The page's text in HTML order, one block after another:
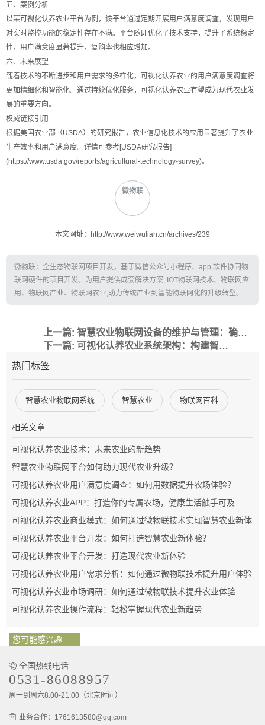
五、案例分析
以某可视化认养农业平台为例，该平台通过定期开展用户满意度调查，发现用户
对实时监控功能的稳定性存在不满。平台随即优化了技术支持，提升了系统稳定
性，用户满意度显著提升，复购率也相应增加。
六、未来展望
随着技术的不断进步和用户需求的多样化，可视化认养农业的用户满意度调查将
更加精细化和智能化。通过持续优化服务，可视化认养农业有望成为现代农业发
展的重要方向。
权威链接引用
根据美国农业部（USDA）的研究报告，农业信息化技术的应用显著提升了农业
生产效率和用户满意度。详情可参考[USDA研究报告]
(https://www.usda.gov/reports/agricultural-technology-survey)。
微物联
本文网址：http://www.weiwulian.cn/archives/239
微物联：全生态物联网项目开发，基于微信公众号小程序、app,软件协同物
联网硬件的项目开发。为用户提供成套解决方案, IOT物联网技术、物联网应
用、物联网产业、物联网农业,助力传统产业到智能物联网化的升级转型。
上一篇: 智慧农业物联网设备的维护与管理：确保高效运行的策略与实践
下一篇: 可视化认养农业系统架构：构建智慧农业新生态
热门标签
智慧农业物联网系统 智慧农业 物联网百科
相关文章
可视化认养农业技术：未来农业的新趋势
智慧农业物联网平台如何助力现代农业升级？
可视化认养农业用户满意度调查：如何用数据提升农场体验？
可视化认养农业APP：打造你的专属农场，健康生活触手可及
可视化认养农业商业模式：如何通过微物联技术实现智慧农业新体
验
可视化认养农业平台开发：如何打造智慧农业新体验？
可视化认养农业平台开发：打造现代农业新体验
可视化认养农业用户需求分析：如何通过微物联技术提升用户体验
可视化认养农业市场调研：如何通过微物联技术提升农业体验
可视化认养农业操作流程：轻松掌握现代农业新趋势
您可能感兴趣
全国热线电话
0531-86088957
周一到周六8:00-21:00（北京时间）
业务合作：1761613580@qq.com